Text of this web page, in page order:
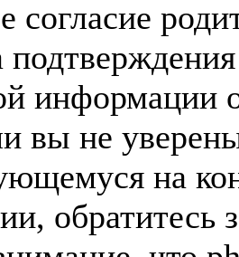
согласие
информации
вы не
на
обратитесь